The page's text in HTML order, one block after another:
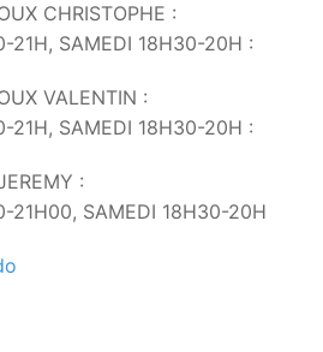
CHRISTOPHE :
21H, SAMEDI 18H30-20H :
VALENTIN :
21H, SAMEDI 18H30-20H :
:
21H00, SAMEDI 18H30-20H